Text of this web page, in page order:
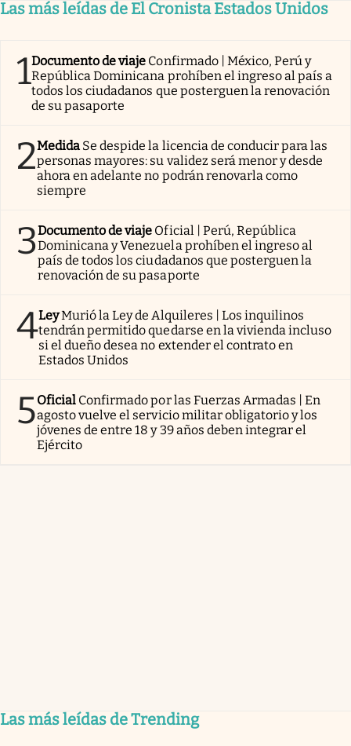
Las más leídas de El Cronista Estados Unidos
1Documento de viaje Confirmado | México, Perú y
República Dominicana prohíben el ingreso al país a
todos los ciudadanos que posterguen la renovación
de su pasaporte
2Medida Se despide la licencia de conducir para las
personas mayores: su validez será menor y desde
ahora en adelante no podrán renovarla como
siempre
3Documento de viaje Oficial | Perú, República
Dominicana y Venezuela prohíben el ingreso al
país de todos los ciudadanos que posterguen la
renovación de su pasaporte
4LeyMurió la Ley de Alquileres | Los inquilinos
tendrán permitido quedarse en la vivienda incluso
si el dueño desea no extender el contrato en
Estados Unidos
5Oficial Confirmado por las Fuerzas Armadas | En
agosto vuelve el servicio militar obligatorio y los
jóvenes de entre 18 y 39 años deben integrar el
Ejército
Las más leídas de Trending